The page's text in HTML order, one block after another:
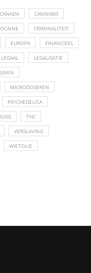
CANADA CANNABIS
CRIMINALITEIT
EUROPA FINANCIEEL
LEGAAL LEGALISATIE
MICRODOSEREN
PSYCHEDELICA
THC
VERSLAVING
WIETOLIE